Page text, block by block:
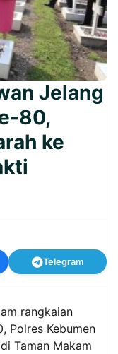
Jelang
80,
ke
Telegram
rangkaian
Polres Kebumen
Taman Makam